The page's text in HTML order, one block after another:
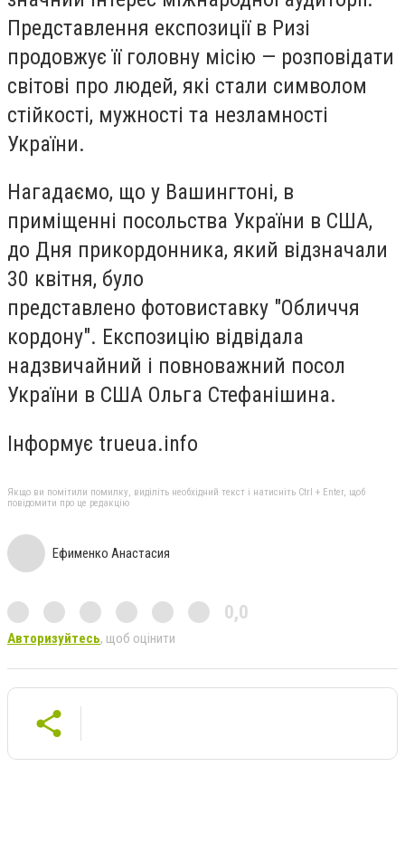
Представлення експозиції в Ризі
продовжує її головну місію — розповідати
світові про людей, які стали символом
стійкості, мужності та незламності
України.
Нагадаємо, що у Вашингтоні, в
приміщенні посольства України в США,
до Дня прикордонника, який відзначали
30 квітня, було
представлено фотовиставку "Обличчя
кордону". Експозицію відвідала
надзвичайний і повноважний посол
України в США Ольга Стефанішина.
Інформує trueua.info
Якщо ви помітили помилку, виділіть необхідний текст і натисніть Ctrl + Enter, щоб
повідомити про це редакцію
Ефименко Анастасия
0,0
Авторизуйтесь, щоб оцінити